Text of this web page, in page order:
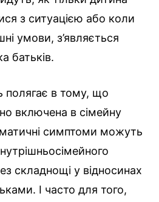
з ситуацією або коли
умови, з’являється
батьків.
полягає в тому, що
включена в сімейну
симптоми можуть
складнощі у відносинах
І часто для того,